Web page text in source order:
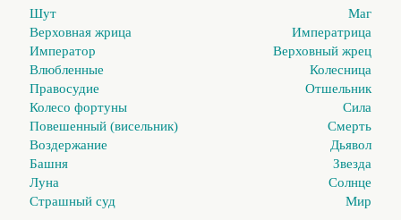
Шут
Маг
Верховная жрица
Императрица
Император
Верховный жрец
Влюбленные
Колесница
Правосудие
Отшельник
Колесо фортуны
Сила
Повешенный (висельник)
Смерть
Воздержание
Дьявол
Башня
Звезда
Луна
Солнце
Страшный суд
Мир